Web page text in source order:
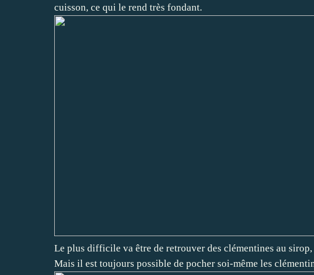
cuisson, ce qui le rend très fondant.
Le plus difficile va être de retrouver des clémentines au
Mais il est toujours possible de pocher soi-même les